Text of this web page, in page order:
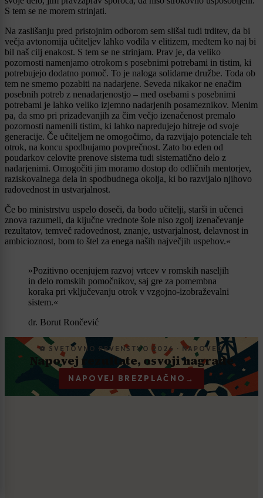
S tem se ne morem strinjati.
Na zaslišanju pred pristojnim odborom sem slišal tudi trditev, da bi
večja avtonomija učiteljev lahko vodila v elitizem, medtem ko naj bi
bil naš cilj enakost. S tem se ne strinjam. Prav je, da veliko
pozornosti namenjamo otrokom s posebnimi potrebami in tistim, ki
potrebujejo dodatno pomoč. To je naloga solidarne družbe. Toda ob
tem ne smemo pozabiti na nadarjene. Seveda nikakor ne enačim
posebnih potreb z nenadarjenostjo – med osebami s posebnimi
potrebami je lahko veliko izjemno nadarjenih posameznikov. Menim
pa, da smo pri prizadevanjih za čim večjo izenačenost premalo
pozornosti namenili tistim, ki lahko napredujejo hitreje od svoje
generacije. Če učiteljem ne omogočimo, da razvijajo potenciale teh
otrok, na koncu spodbujamo povprečnost. Zato bo eden od
poudarkov celovite prenove sistema tudi sistematično delo z
nadarjenimi. Omogočiti jim moramo dostop do odličnih mentorjev,
raziskovalnega dela in spodbudnega okolja, ki bo razvijalo njihovo
radovednost in ustvarjalnost.
Če bo ministrstvu uspelo doseči, da bodo učitelji, starši in učenci
znova razumeli, da ključne vrednote šole niso zgolj izenačevanje
rezultatov, temveč radovednost, znanje, ustvarjalnost, delavnost in
ambicioznost, bom to štel za enega naših največjih uspehov.«
»Pozitivno ocenjujem razvoj vrtcev v romskih naseljih
in delo romskih pomočnikov, saj gre za pomembna
koraka pri vključevanju otrok v vzgojno-izobraževalni
sistem.«
dr. Borut Rončević